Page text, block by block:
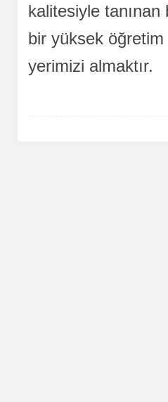
kalitesiyle
bir yüksek
yerimizi almaktır.